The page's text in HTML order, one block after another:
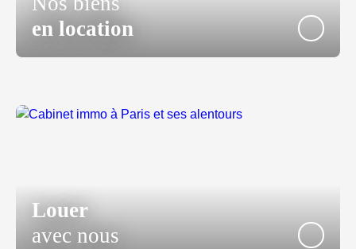
en location
Louer
avec nous